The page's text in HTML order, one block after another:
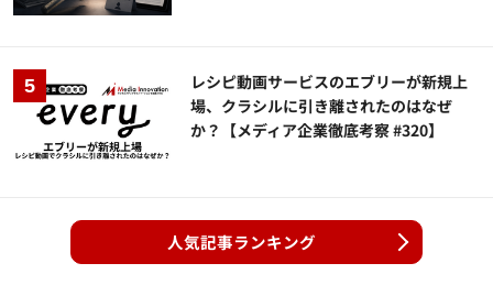
レシピ動画サービスのエブリーが新規上
場、クラシルに引き離されたのはなぜ
か？【メディア企業徹底考察 #320】
人気記事ランキング